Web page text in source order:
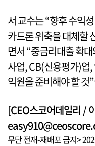
서 교수는 “향후 수익
카드론 위축을 대체할
면서 “중금리대출 확
사업, CB(신용평가)업
익원을 준비해야 할 것
[CEO스코어데일리 /
무단 전재-재배포 금지>